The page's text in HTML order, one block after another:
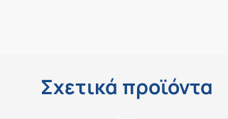
Σχετικά προϊόντα